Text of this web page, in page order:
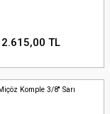
2.615,00 TL